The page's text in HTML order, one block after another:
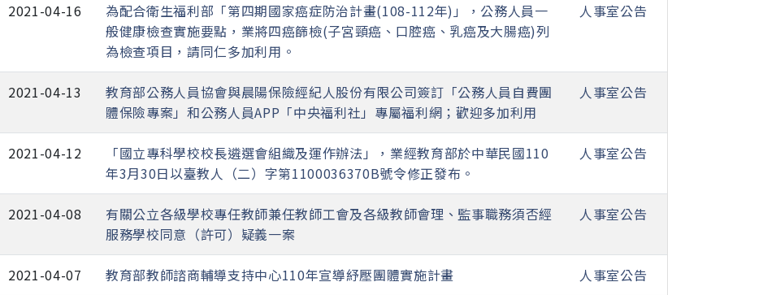
2021-04-16
為配合衛生福利部「第四期國家癌症防治計畫(108-112年)」，公務人員一
般健康檢查實施要點，業將四癌篩檢(子宮頸癌、口腔癌、乳癌及大腸癌)列
為檢查項目，請同仁多加利用。
人事室公告
2021-04-13
教育部公務人員協會與晨陽保險經紀人股份有限公司簽訂「公務人員自費團
體保險專案」和公務人員APP「中央福利社」專屬福利網；歡迎多加利用
人事室公告
2021-04-12
「國立專科學校校長遴選會組織及運作辦法」，業經教育部於中華民國110
年3月30日以臺教人（二）字第1100036370B號令修正發布。
人事室公告
2021-04-08
有關公立各級學校專任教師兼任教師工會及各級教師會理、監事職務須否經
服務學校同意（許可）疑義一案
人事室公告
2021-04-07 教育部教師諮商輔導支持中心110年宣導紓壓團體實施計畫 人事室公告